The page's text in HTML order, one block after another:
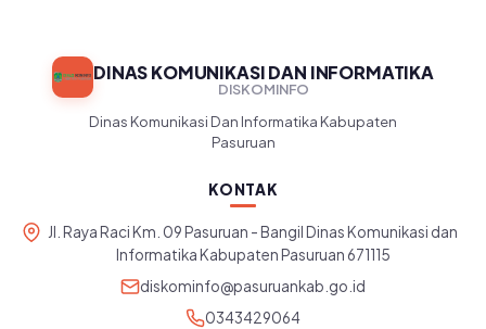
DINAS KOMUNIKASI DAN INFORMATIKA
DISKOMINFO
Dinas Komunikasi Dan Informatika Kabupaten
Pasuruan
KONTAK
Jl. Raya Raci Km. 09 Pasuruan - Bangil Dinas Komunikasi dan
Informatika Kabupaten Pasuruan 671115
diskominfo@pasuruankab.go.id
0343429064